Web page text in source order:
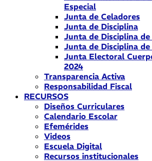
Especial
Junta de Celadores
Junta de Disciplina
Junta de Disciplina
Junta de Disciplina
Junta Electoral
2024
Transparencia Activa
Responsabilidad Fiscal
RECURSOS
Diseños Curriculares
Calendario Escolar
Efemérides
Videos
Escuela Digital
Recursos institucionales